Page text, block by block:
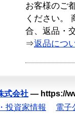
お客様のご
ください。
合、返品・
⇒返品につ
式会社 — https://
投資家情報 電子